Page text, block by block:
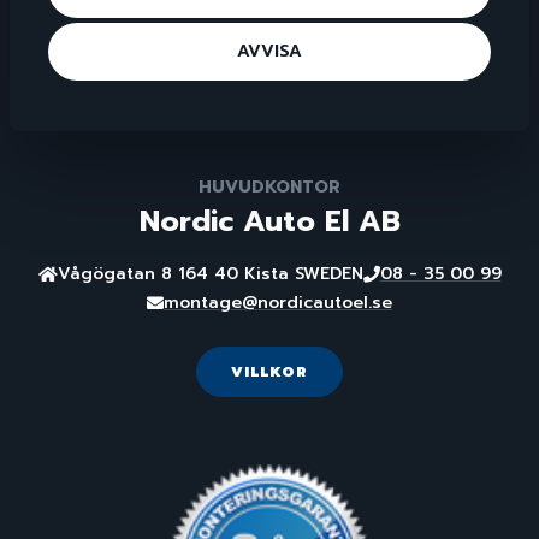
AVVISA
08 - 35 00 99
HUVUDKONTOR
Nordic Auto El AB
Vågögatan 8 164 40 Kista SWEDEN
08 - 35 00 99
montage@nordicautoel.se
VILLKOR